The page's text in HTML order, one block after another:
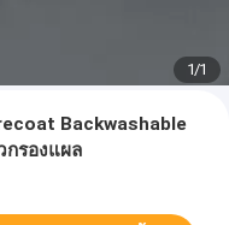
1/1
Backwashable
กรองแผล